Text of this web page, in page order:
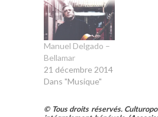
Manuel Delgado –
Bellamar
21 décembre 2014
Dans "Musique"
© Tous droits réservés.